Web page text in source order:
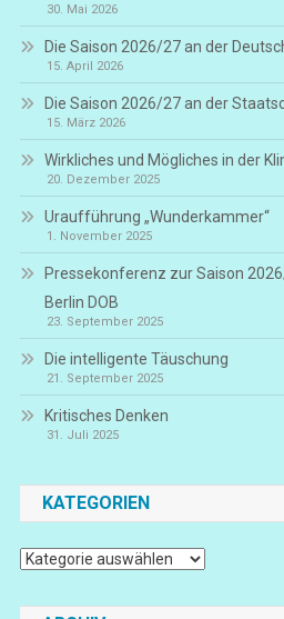
30. Mai 2026
Die Saison 2026/27 an der
15. April 2026
Die Saison 2026/27 an der
15. März 2026
Wirkliches und Mögliches in der
20. Dezember 2025
Uraufführung „Wunderkammer“
1. November 2025
Pressekonferenz zur Saison
Berlin DOB
23. September 2025
Die intelligente Täuschung
21. September 2025
Kritisches Denken
31. Juli 2025
KATEGORIEN
Kategorien